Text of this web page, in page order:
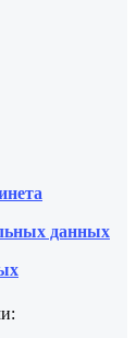
данных